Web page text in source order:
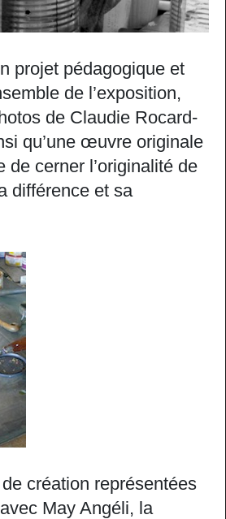
projet pédagogique et
de l’exposition,
de Claudie Rocard-
qu’une œuvre originale
de cerner l’originalité de
différence et sa
création représentées
May Angéli, la